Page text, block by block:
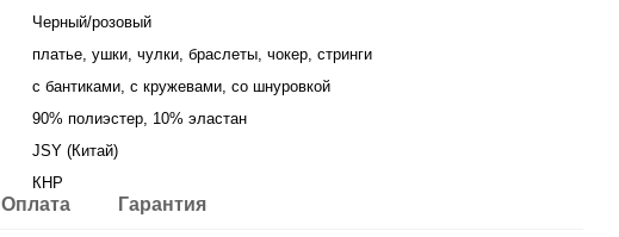
Черный/розовый
платье, ушки, чулки, браслеты, чокер, стринги
с бантиками, с кружевами, со шнуровкой
90% полиэстер, 10% эластан
JSY (Китай)
КНР
Оплата Гарантия